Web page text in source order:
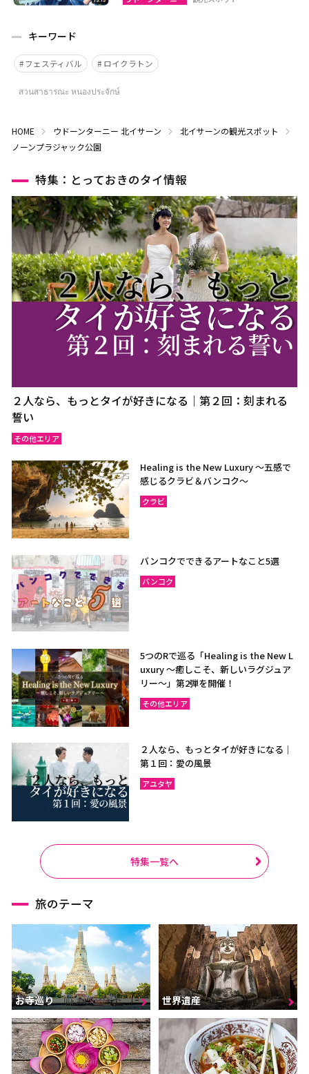
キーワード
フェスティバル ロイクラトン
สวนสาธารณะ หนองประจักษ์
HOME ウドーンターニー 北イサーン
北イサーンの観光スポット
ノーンプラジャック公園
特集：とっておきのタイ情報
２人なら、もっとタイが好きになる｜第２回：刻まれる
誓い
その他エリア
Healing is the New Luxury ～五感で
感じるクラビ＆バンコク～
クラビ
バンコクでできるアートなこと5選
バンコク
5つのRで巡る「Healing is the New L
uxury ～癒しこそ、新しいラグジュア
リー〜」第2弾を開催！
その他エリア
２人なら、もっとタイが好きになる｜
第１回：愛の風景
アユタヤ
特集一覧へ
旅のテーマ
お寺巡り 世界遺産